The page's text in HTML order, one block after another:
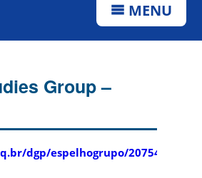
MENU
Group –
dgp/espelhogrupo/20754